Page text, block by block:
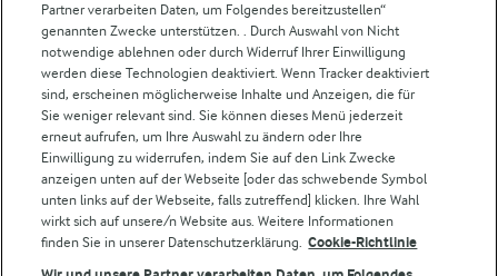
Weitere Arla Websites
Castello
Lurpak
Arla Pro
Für unsere Landwirt:innen
Folge uns!
Partner verarbeiten Daten, um Folgendes bereitzustellen“
genannten Zwecke unterstützen. . Durch Auswahl von Nicht
notwendige ablehnen oder durch Widerruf Ihrer Einwilligung
werden diese Technologien deaktiviert. Wenn Tracker deaktiviert
sind, erscheinen möglicherweise Inhalte und Anzeigen, die für
Sie weniger relevant sind. Sie können dieses Menü jederzeit
erneut aufrufen, um Ihre Auswahl zu ändern oder Ihre
Einwilligung zu widerrufen, indem Sie auf den Link Zwecke
anzeigen unten auf der Webseite [oder das schwebende Symbol
unten links auf der Webseite, falls zutreffend] klicken. Ihre Wahl
wirkt sich auf unsere/n Website aus. Weitere Informationen
finden Sie in unserer Datenschutzerklärung. Cookie-Richtlinie